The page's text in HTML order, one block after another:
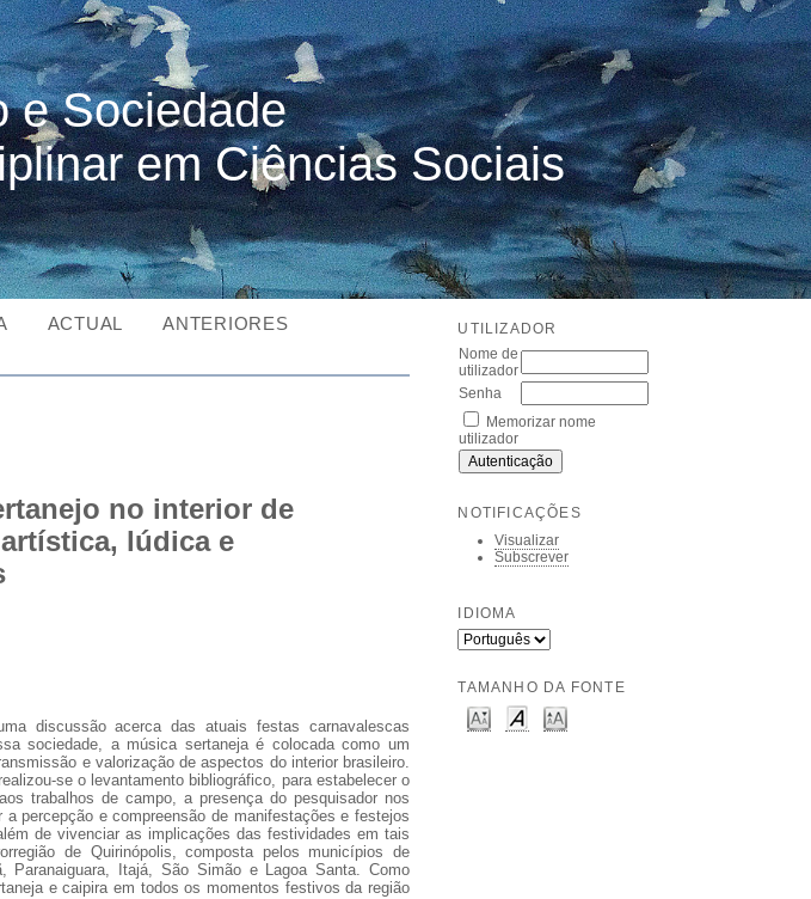
e Sociedade
em Ciências Sociais
UTILIZADOR
Nome de
utilizador
Senha
Memorizar nome
utilizador
NOTIFICAÇÕES
Visualizar
Subscrever
IDIOMA
TAMANHO DA FONTE
ACTUAL
ANTERIORES
no interior de
lúdica e
discussão acerca das atuais festas carnavalescas
sociedade, a música sertaneja é colocada como um
e valorização de aspectos do interior brasileiro.
se o levantamento bibliográfico, para estabelecer o
trabalhos de campo, a presença do pesquisador nos
percepção e compreensão de manifestações e festejos
de vivenciar as implicações das festividades em tais
de Quirinópolis, composta pelos municípios de
Paranaiguara, Itajá, São Simão e Lagoa Santa. Como
e caipira em todos os momentos festivos da região